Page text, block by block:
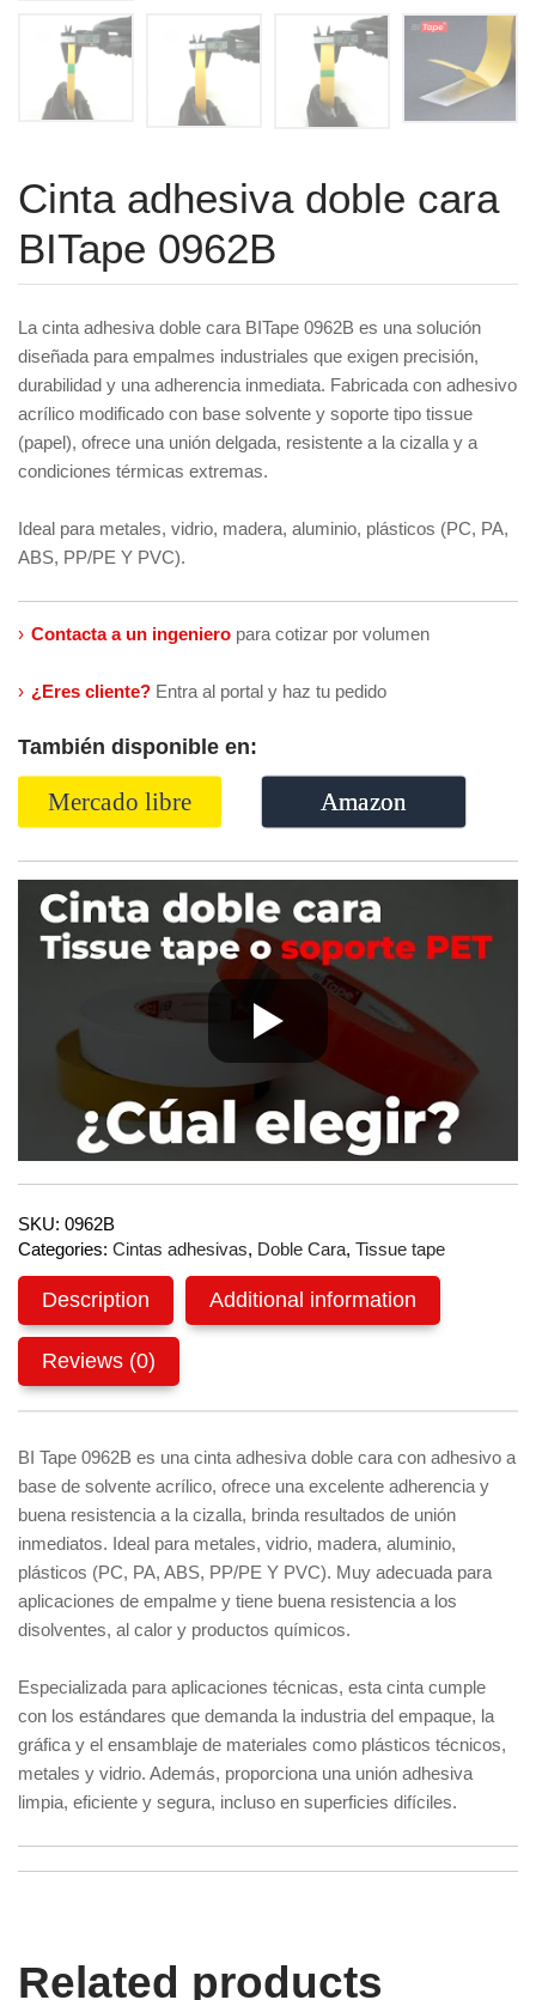
Cinta adhesiva doble cara
BITape 0962B
La cinta adhesiva doble cara BITape 0962B es una solución
diseñada para empalmes industriales que exigen precisión,
durabilidad y una adherencia inmediata. Fabricada con adhesivo
acrílico modificado con base solvente y soporte tipo tissue
(papel), ofrece una unión delgada, resistente a la cizalla y a
condiciones térmicas extremas.
Ideal para metales, vidrio, madera, aluminio, plásticos (PC, PA,
ABS, PP/PE Y PVC).
› Contacta a un ingeniero para cotizar por volumen
› ¿Eres cliente? Entra al portal y haz tu pedido
También disponible en:
Mercado libre Amazon
SKU: 0962B
Categories: Cintas adhesivas, Doble Cara, Tissue tape
Description Additional information
Reviews (0)
BI Tape 0962B es una cinta adhesiva doble cara con adhesivo a
base de solvente acrílico, ofrece una excelente adherencia y
buena resistencia a la cizalla, brinda resultados de unión
inmediatos. Ideal para metales, vidrio, madera, aluminio,
plásticos (PC, PA, ABS, PP/PE Y PVC). Muy adecuada para
aplicaciones de empalme y tiene buena resistencia a los
disolventes, al calor y productos químicos.
Especializada para aplicaciones técnicas, esta cinta cumple
con los estándares que demanda la industria del empaque, la
gráfica y el ensamblaje de materiales como plásticos técnicos,
metales y vidrio. Además, proporciona una unión adhesiva
limpia, eficiente y segura, incluso en superficies difíciles.
Related products